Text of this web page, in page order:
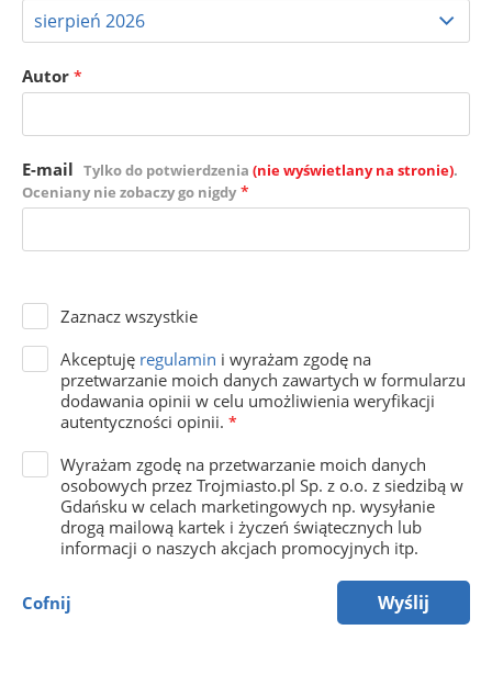
Autor *
E-mail Tylko do potwierdzenia (nie wyświetlany na stronie).
Oceniany nie zobaczy go nigdy *
Zaznacz wszystkie
Akceptuję regulamin i wyrażam zgodę na
przetwarzanie moich danych zawartych w formularzu
dodawania opinii w celu umożliwienia weryfikacji
autentyczności opinii. *
Wyrażam zgodę na przetwarzanie moich danych
osobowych przez Trojmiasto.pl Sp. z o.o. z siedzibą w
Gdańsku w celach marketingowych np. wysyłanie
drogą mailową kartek i życzeń świątecznych lub
informacji o naszych akcjach promocyjnych itp.
Cofnij Wyślij